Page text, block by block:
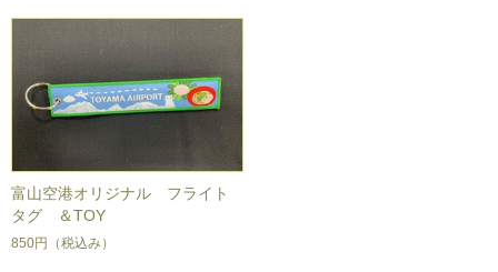
富山空港オリジナル フライト
タグ ＆TOY
850円 （税込み）